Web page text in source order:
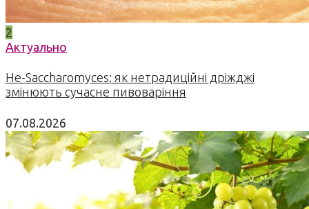
2
Актуально
Не-Saccharomyces: як нетрадиційні дріжджі
змінюють сучасне пивоваріння
07.08.2026